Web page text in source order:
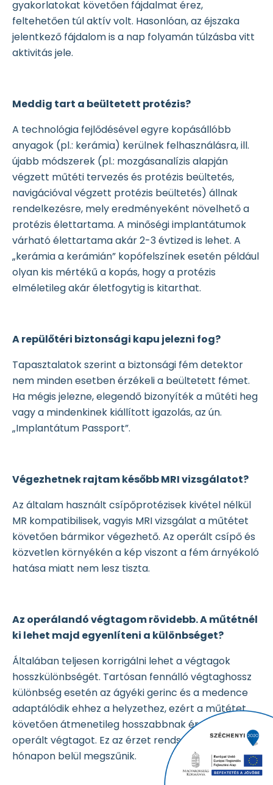
gyakorlatokat követően fájdalmat érez,
feltehetően túl aktív volt. Hasonlóan, az éjszaka
jelentkező fájdalom is a nap folyamán túlzásba vitt
aktivitás jele.
Meddig tart a beültetett protézis?
A technológia fejlődésével egyre kopásállóbb
anyagok (pl.: kerámia) kerülnek felhasználásra, ill.
újabb módszerek (pl.: mozgásanalízis alapján
végzett műtéti tervezés és protézis beültetés,
navigációval végzett protézis beültetés) állnak
rendelkezésre, mely eredményeként növelhető a
protézis élettartama. A minőségi implantátumok
várható élettartama akár 2-3 évtized is lehet. A
„kerámia a kerámián” kopófelszínek esetén például
olyan kis mértékű a kopás, hogy a protézis
elméletileg akár életfogytig is kitarthat.
A repülőtéri biztonsági kapu jelezni fog?
Tapasztalatok szerint a biztonsági fém detektor
nem minden esetben érzékeli a beültetett fémet.
Ha mégis jelezne, elegendő bizonyíték a műtéti heg
vagy a mindenkinek kiállított igazolás, az ún.
„Implantátum Passport”.
Végezhetnek rajtam később MRI vizsgálatot?
Az általam használt csípőprotézisek kivétel nélkül
MR kompatibilisek, vagyis MRI vizsgálat a műtétet
követően bármikor végezhető. Az operált csípő és
közvetlen környékén a kép viszont a fém árnyékoló
hatása miatt nem lesz tiszta.
Az operálandó végtagom rövidebb. A műtétnél
ki lehet majd egyenlíteni a különbséget?
Általában teljesen korrigálni lehet a végtagok
hosszkülönbségét. Tartósan fennálló végtaghossz
különbség esetén az ágyéki gerinc és a medence
adaptálódik ehhez a helyzethez, ezért a műtétet
követően átmenetileg hosszabbnak érezheti az
operált végtagot. Ez az érzet rendszerint néhány
hónapon belül megszűnik.